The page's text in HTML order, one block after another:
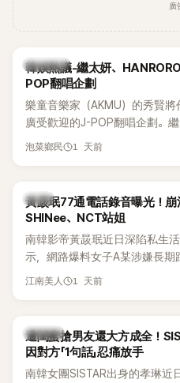
廣
熱議討論
韓娛熱議-繼太妍、
POP翻唱企劃
樂童音樂家（AKMU）的秀賢
廣受歡迎的J-POP翻唱企劃。
獲選為第三首翻唱歌曲的主唱，
泡菜鄉民 1 天前
韓星
黃晸珉77通電話錄音曝光！崩
SHINee、NCT站姐
南韓影帝黃晸珉近日深陷私生
示，網路爆料女子A某涉嫌長
行動。不過，A並未停止發聲，
的錄音內容，而A也首度承認自
像團體的「站姐」，事件持續延燒
江南美人 1 天前
K-POP
遭閨蜜搶男友還大方成全！
因對方「1句話」忍痛放手
南韓女團SISTAR出身的孝琳近